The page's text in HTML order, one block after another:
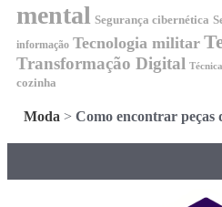
mental Segurança cibernética
informação Tecnologia militar
Transformação Digital
cozinha
Moda> Como encontrar peças